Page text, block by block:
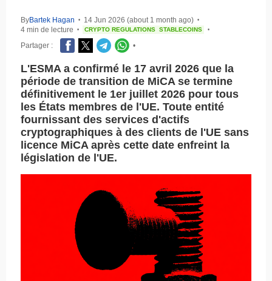
ByBartek Hagan • 14 Jun 2026 (about 1 month ago) •
4 min de lecture • CRYPTO REGULATIONS STABLECOINS •
Partager : •
L'ESMA a confirmé le 17 avril 2026 que la
période de transition de MiCA se termine
définitivement le 1er juillet 2026 pour tous
les États membres de l'UE. Toute entité
fournissant des services d'actifs
cryptographiques à des clients de l'UE sans
licence MiCA après cette date enfreint la
législation de l'UE.